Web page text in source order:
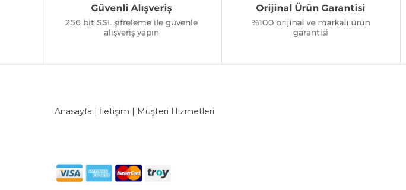
Anasayfa | İletişim | Müşteri Hizmetleri